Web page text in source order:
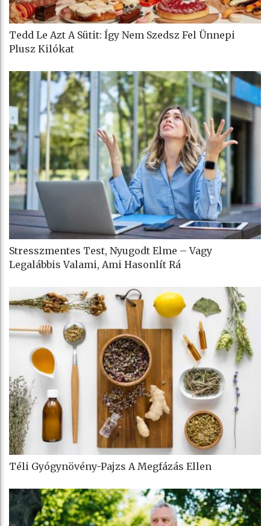
Tedd Le Azt A Sütit: Így Nem Szedsz Fel Ünnepi
Plusz Kilókat
Stresszmentes Test, Nyugodt Elme – Vagy
Legalábbis Valami, Ami Hasonlít Rá
Téli Gyógynövény-Pajzs A Megfázás Ellen